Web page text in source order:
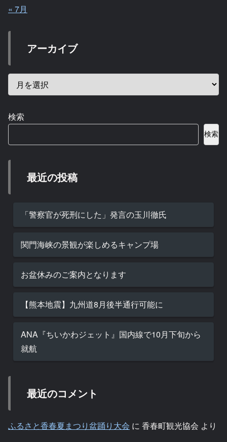
« 7月
アーカイブ
検索
検索
最近の投稿
「警察官が死刑にした」発言の玉川徹氏
関門海峡の景観が楽しめるキャンプ場
お盆休みのご案内となります
【熊本地震】九州道8月後半通行可能に
ANA『ちいかわジェット』国内線で10月下旬から
就航
最近のコメント
ふるさと香春夏まつり盆踊り大会 に 香春町観光協会 より